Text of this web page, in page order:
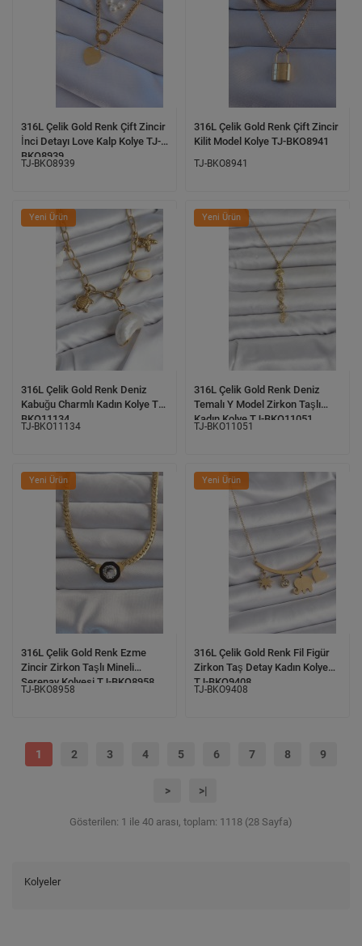
316L Çelik Gold Renk Çift Zincir
İnci Detayı Love Kalp Kolye TJ-
BKO8939
TJ-BKO8939
316L Çelik Gold Renk Çift Zincir
Kilit Model Kolye TJ-BKO8941
TJ-BKO8941
Yeni Ürün
316L Çelik Gold Renk Deniz
Kabuğu Charmlı Kadın Kolye TJ-
BKO11134
TJ-BKO11134
Yeni Ürün
316L Çelik Gold Renk Deniz
Temalı Y Model Zirkon Taşlı
Kadın Kolye TJ-BKO11051
TJ-BKO11051
Yeni Ürün
316L Çelik Gold Renk Ezme
Zincir Zirkon Taşlı Mineli
Serenay Kolyesi TJ-BKO8958
TJ-BKO8958
Yeni Ürün
316L Çelik Gold Renk Fil Figür
Zirkon Taş Detay Kadın Kolye
TJ-BKO9408
TJ-BKO9408
1 2 3 4 5 6 7 8 9
> >|
Gösterilen: 1 ile 40 arası, toplam: 1118 (28 Sayfa)
Kolyeler